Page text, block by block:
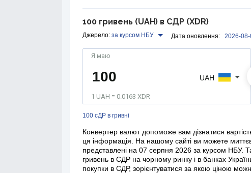
100 гривень (UAH) в СДР (XDR)
Джерело: за курсом НБУ Дата оновлення: 2026-08-
100 сДР в гривні
Я маю
1 UAH = 0.0163 XDR
UAH
Конвертер валют допоможе вам дізнатися
ця інформація. На нашому сайті ви можете
представлені на 07 серпня 2026 за курсом НБУ.
гривень в СДР на чорному ринку і в банках
покупки в СДР, зорієнтуватися за якою ціною